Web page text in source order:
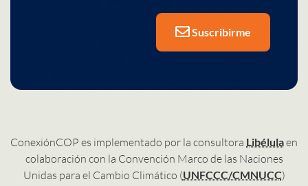
Suscribirme
ConexiónCOP es implementado por la consultora Libélulaen
colaboración con la Convención Marco de las Naciones
Unidas para el Cambio Climático (UNFCCC/CMNUCC)